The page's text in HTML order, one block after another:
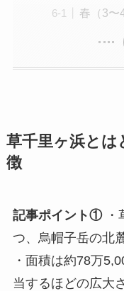
春（3〜
草千里ヶ浜とは
徴
記事ポイント①・
つ、烏帽子岳の北
・面積は約78万
当するほどの広大